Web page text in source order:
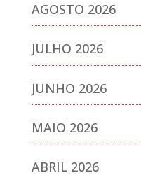
AGOSTO 2026
JULHO 2026
JUNHO 2026
MAIO 2026
ABRIL 2026